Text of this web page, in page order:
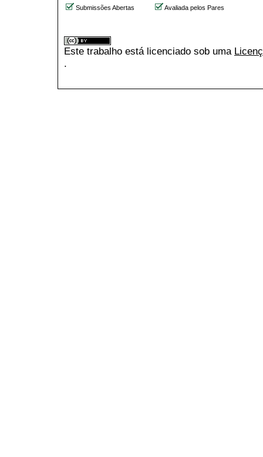
Submissões Abertas Avaliada pelos Pares
Este trabalho está licenciado sob uma
.